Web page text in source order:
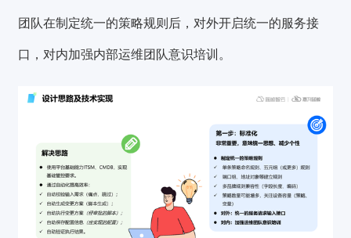
团队在制定统一的策略规则后，对外开启统一的服务接
口，对内加强内部运维团队意识培训。